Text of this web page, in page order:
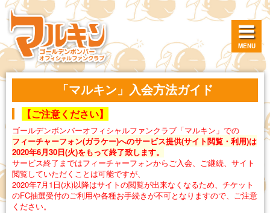
MENU
「マルキン」入会方法ガイド
【ご注意ください】
ゴールデンボンバーオフィシャルファンクラブ「マルキン」での
フィーチャーフォン(ガラケー)へのサービス提供(サイト閲覧・利用)は
2020年6月30日(火)をもって終了致します。
サービス終了まではフィーチャーフォンからご入会、ご継続、サイト
閲覧していただくことは可能ですが、
2020年7月1日(水)以降はサイトの閲覧が出来なくなるため、チケット
のFC抽選受付のご利用や各種お手続きが不可となりますので、ご注意
ください。